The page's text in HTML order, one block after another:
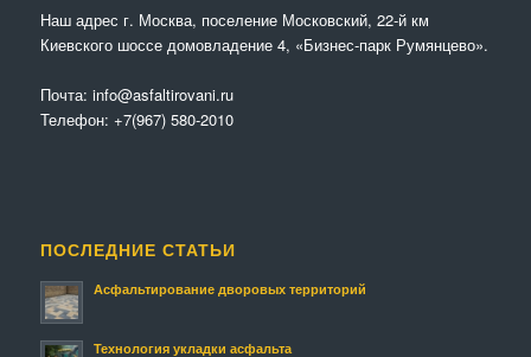
Наш адрес г. Москва, поселение Московский, 22-й км
Киевского шоссе домовладение 4, «Бизнес-парк Румянцево».
Почта: info@asfaltirovani.ru
Телефон: +7(967) 580-2010
ПОСЛЕДНИЕ СТАТЬИ
Асфальтирование дворовых территорий
Технология укладки асфальта